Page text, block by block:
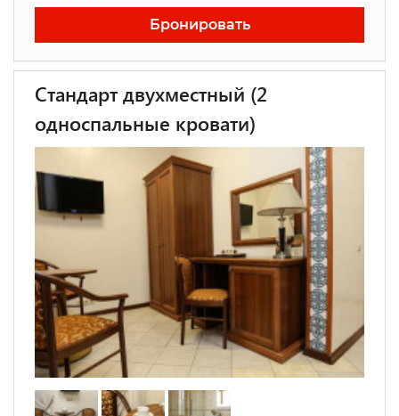
Бронировать
Стандарт двухместный (2
односпальные кровати)